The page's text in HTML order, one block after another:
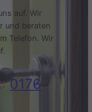
auf. Wir
und beraten
Telefon. Wir
:0176